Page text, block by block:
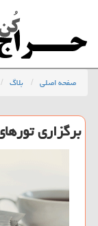
صفحه اصلی بلاگ
برگزاری